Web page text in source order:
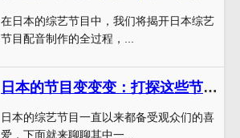
在日本的综艺节目中，我们将揭开日本综艺
节目配音制作的全过程，...
日本的节目变变变：打探这些节目的网络反响
日本的综艺节目一直以来都备受观众们的喜
爱，下面就来聊聊其中一...